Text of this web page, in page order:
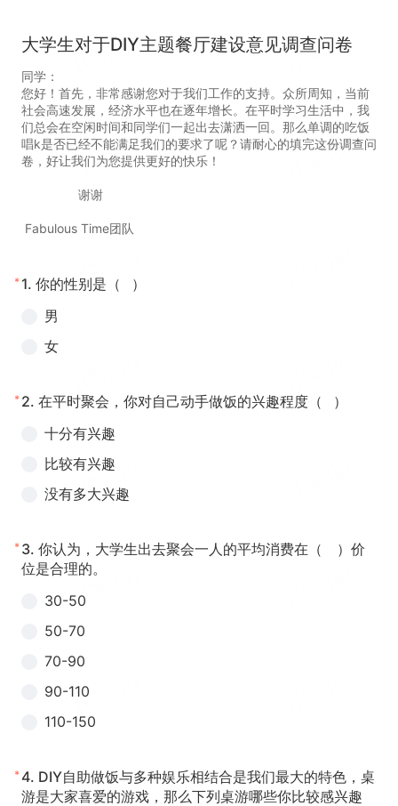
大学生对于DIY主题餐厅建设意见调查问卷
同学：
您好！首先，非常感谢您对于我们工作的支持。众所周知，当前
社会高速发展，经济水平也在逐年增长。在平时学习生活中，我
们总会在空闲时间和同学们一起出去潇洒一回。那么单调的吃饭
唱k是否已经不能满足我们的要求了呢？请耐心的填完这份调查问
卷，好让我们为您提供更好的快乐！
谢谢
Fabulous Time团队
* 1. 你的性别是（ ）
男
女
* 2. 在平时聚会，你对自己动手做饭的兴趣程度（ ）
十分有兴趣
比较有兴趣
没有多大兴趣
* 3. 你认为，大学生出去聚会一人的平均消费在（ ）价
位是合理的。
30-50
50-70
70-90
90-110
110-150
* 4. DIY自助做饭与多种娱乐相结合是我们最大的特色，桌
游是大家喜爱的游戏，那么下列桌游哪些你比较感兴趣